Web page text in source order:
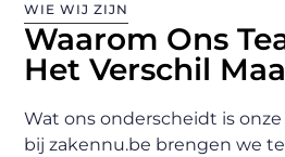
WIE WIJ ZIJN
Waarom Ons
Het Verschil
Wat ons onderscheidt is
bij zakennu.be brengen we